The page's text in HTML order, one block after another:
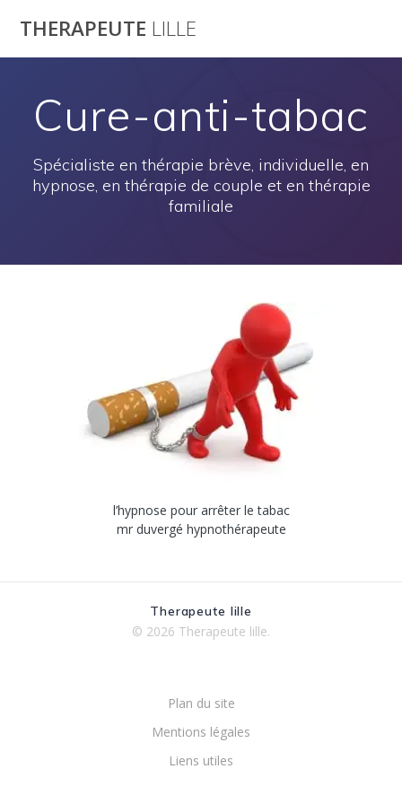
THERAPEUTE LILLE
Cure-anti-tabac
Spécialiste en thérapie brève, individuelle, en
hypnose, en thérapie de couple et en thérapie
familiale
l’hypnose pour arrêter le tabac
mr duvergé hypnothérapeute
Therapeute lille
© 2026 Therapeute lille.
Plan du site
Mentions légales
Liens utiles